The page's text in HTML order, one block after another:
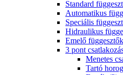
Standard
Automatikus
Speciális
Hidraulikus
Emelő
3 pont
Menetes
Tartó